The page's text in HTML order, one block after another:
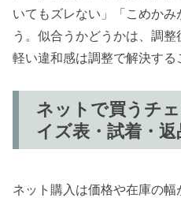
いてもズレない」「こめか
う。似合うかどうかは、調整
軽い違和感は調整で解決する
ネットで買うチ
イズ表・試着・返
ネット購入は価格や在庫の